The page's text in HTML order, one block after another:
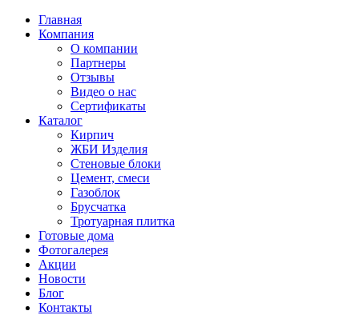
Главная
Компания
О компании
Партнеры
Отзывы
Видео о нас
Сертификаты
Каталог
Кирпич
ЖБИ Изделия
Стеновые блоки
Цемент, смеси
Газоблок
Брусчатка
Тротуарная плитка
Готовые дома
Фотогалерея
Акции
Новости
Блог
Контакты